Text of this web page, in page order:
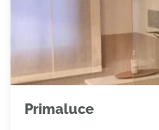
Primaluce